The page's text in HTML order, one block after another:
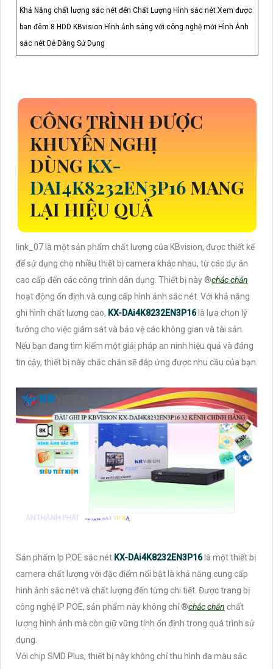
Khả Năng chất lượng sắc nét đến Chất Lượng Hình sắc nét Xem được
ban đêm 8 HDD KBvision Hình ảnh sáng với công nghệ mới Hình Ảnh
sắc nét Dễ Dàng Sử Dụng
CÔNG TRÌNH ĐƯỢC
KHUYẾN NGHỊ
DÙNG KX-
DAI4K8232EN3P16MANG
LẠI HIỆU QUẢ
link_07 là một sản phẩm chất lượng của KBvision, được thiết kế
để sử dụng cho nhiều thiết bị camera khác nhau, từ các dự án
cao cấp đến các công trình dân dụng. Thiết bị này ®️chắc chắn
hoạt động ổn định và cung cấp hình ảnh sắc nét. Với khả năng
ghi hình chất lượng cao, KX-DAi4K8232EN3P16 là lựa chọn lý
tưởng cho việc giám sát và bảo vệ các không gian và tài sản.
Nếu bạn đang tìm kiếm một giải pháp an ninh hiệu quả và đáng
tin cậy, thiết bị này chắc chắn sẽ đáp ứng được nhu cầu của bạn.
Sản phẩm Ip POE sắc nét KX-DAi4K8232EN3P16 là một thiết bị
camera chất lượng với đặc điểm nổi bật là khả năng cung cấp
hình ảnh sắc nét và chất lượng đến từng chi tiết. Được trang bị
công nghệ IP POE, sản phẩm này không chỉ ®️chắc chắn chất
lượng hình ảnh mà còn giữ vững tính ổn định trong quá trình sử
dụng.
Với chip SMD Plus, thiết bị này không chỉ thu hình đa màu sắc